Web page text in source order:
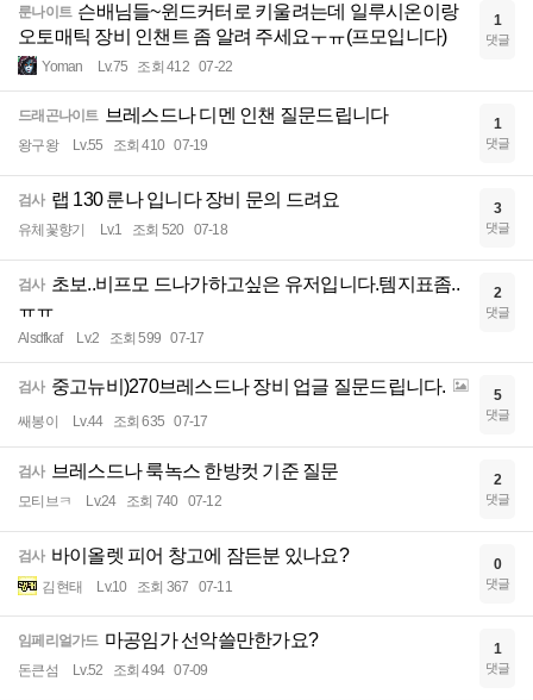
룬나이트 슨배님들~윈드커터로 키울려는데 일루시온이랑
오토매틱 장비 인챈트 좀 알려 주세요ㅜㅠ(프모입니다)
Yoman Lv.75 조회 412 07-22
1
댓글
드래곤나이트 브레스드나 디멘 인챈 질문드립니다
왕구왕 Lv.55 조회 410 07-19
1
댓글
검사 랩 130 룬나 입니다 장비 문의 드려요
유체꽃향기 Lv.1 조회 520 07-18
3
댓글
검사 초보..비프모 드나가하고싶은 유저입니다.템지표좀..
ㅠㅠ
Alsdfkaf Lv.2 조회 599 07-17
2
댓글
검사 중고뉴비)270브레스드나 장비 업글 질문드립니다.
쌔봉이 Lv.44 조회 635 07-17
5
댓글
검사 브레스드나 룩녹스 한방컷 기준 질문
모티브ㅋ Lv.24 조회 740 07-12
2
댓글
검사 바이올렛 피어 창고에 잠든분 있나요?
김현태 Lv.10 조회 367 07-11
0
댓글
임페리얼가드 마공임가 선악쓸만한가요?
돈큰섬 Lv.52 조회 494 07-09
1
댓글